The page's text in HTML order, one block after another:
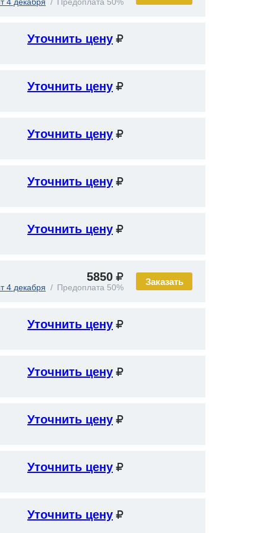
Уточнить цену
Уточнить цену
Уточнить цену
Уточнить цену
Уточнить цену
Заказать
5850
4 декабря Предоплата 50%
Уточнить цену
Уточнить цену
Уточнить цену
Уточнить цену
Уточнить цену